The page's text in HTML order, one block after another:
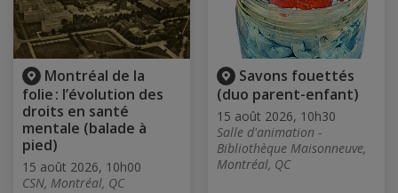
Montréal de la
folie : l’évolution des
droits en santé
mentale (balade à
pied)
15 août 2026, 10h00
CSN, Montréal, QC
Savons fouettés
(duo parent-enfant)
15 août 2026, 10h30
Salle d'animation -
Bibliothèque Maisonneuve,
Montréal, QC